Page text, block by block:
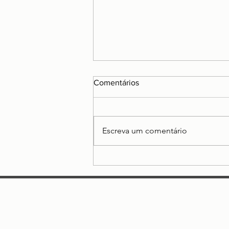
Comentários
Escreva um comentário